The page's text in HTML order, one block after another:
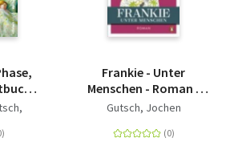
Frankie - Unter
Menschen - Roman -
Ein kleiner Kater
der Leser auf der
Gutsch, Jochen